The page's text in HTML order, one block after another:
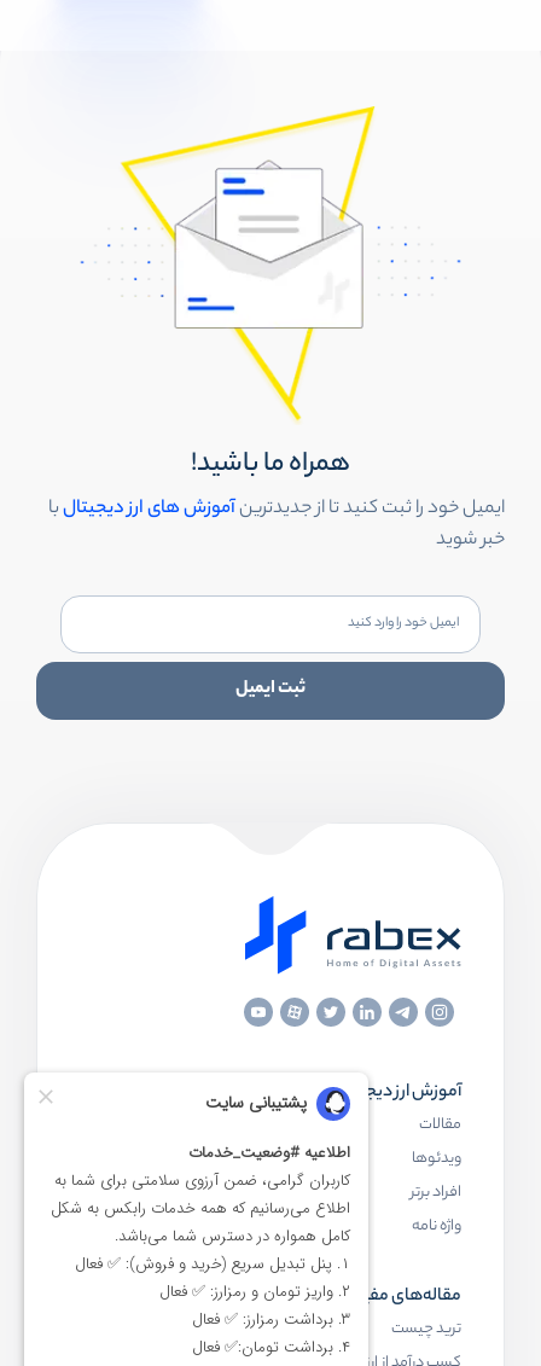
همراه ما باشید!
ایمیل خود را ثبت کنید تا از جدیدترینآموزش های ارز دیجیتالبا
خبر شوید
ثبت ایمیل
آموزش ارز دیجیتال
مقالات
ویدئوها
افراد برتر
واژه نامه
مقاله‌های مفید
بلاک چین چیست
کیف پول ارز دیجیتال چیست
NFT چیست
مقاله‌های مفید
ترید چیست
رابکس
آموزش ارز دیجیتال